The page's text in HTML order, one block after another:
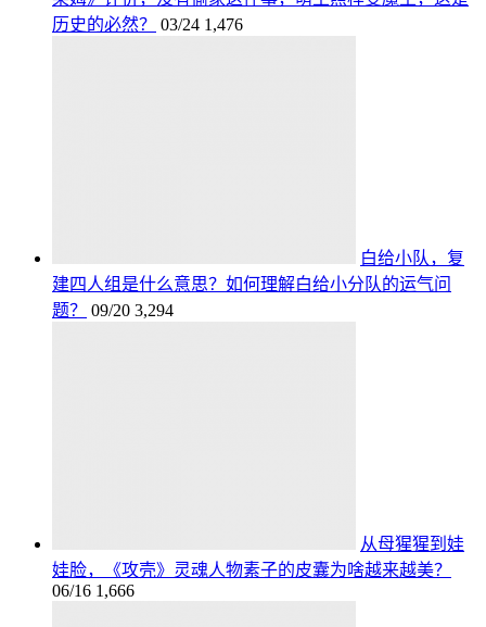
历史的必然？
03/24 1,476
白给小队，复
建四人组是什么意思？如何理解白给小分队的运气问
题？
09/20 3,294
从母猩猩到娃
娃脸，《攻壳》灵魂人物素子的皮囊为啥越来越美？
06/16 1,666